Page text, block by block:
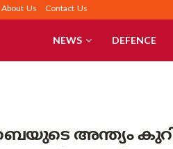
About Us Contact Us
NEWS DEFENCE
അന്ത്യം